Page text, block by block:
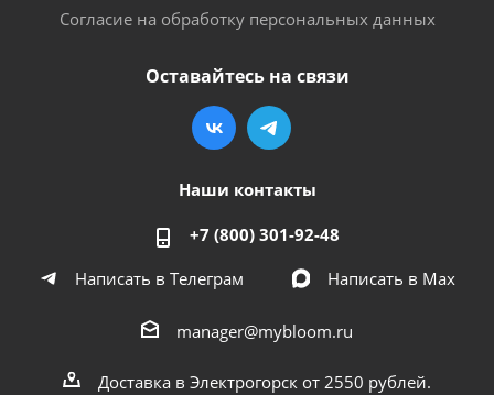
Согласие на обработку персональных данных
Оставайтесь на связи
Наши контакты
+7 (800) 301-92-48
Написать в Телеграм
Написать в Мах
manager@mybloom.ru
Доставка в Электрогорск от 2550 рублей.